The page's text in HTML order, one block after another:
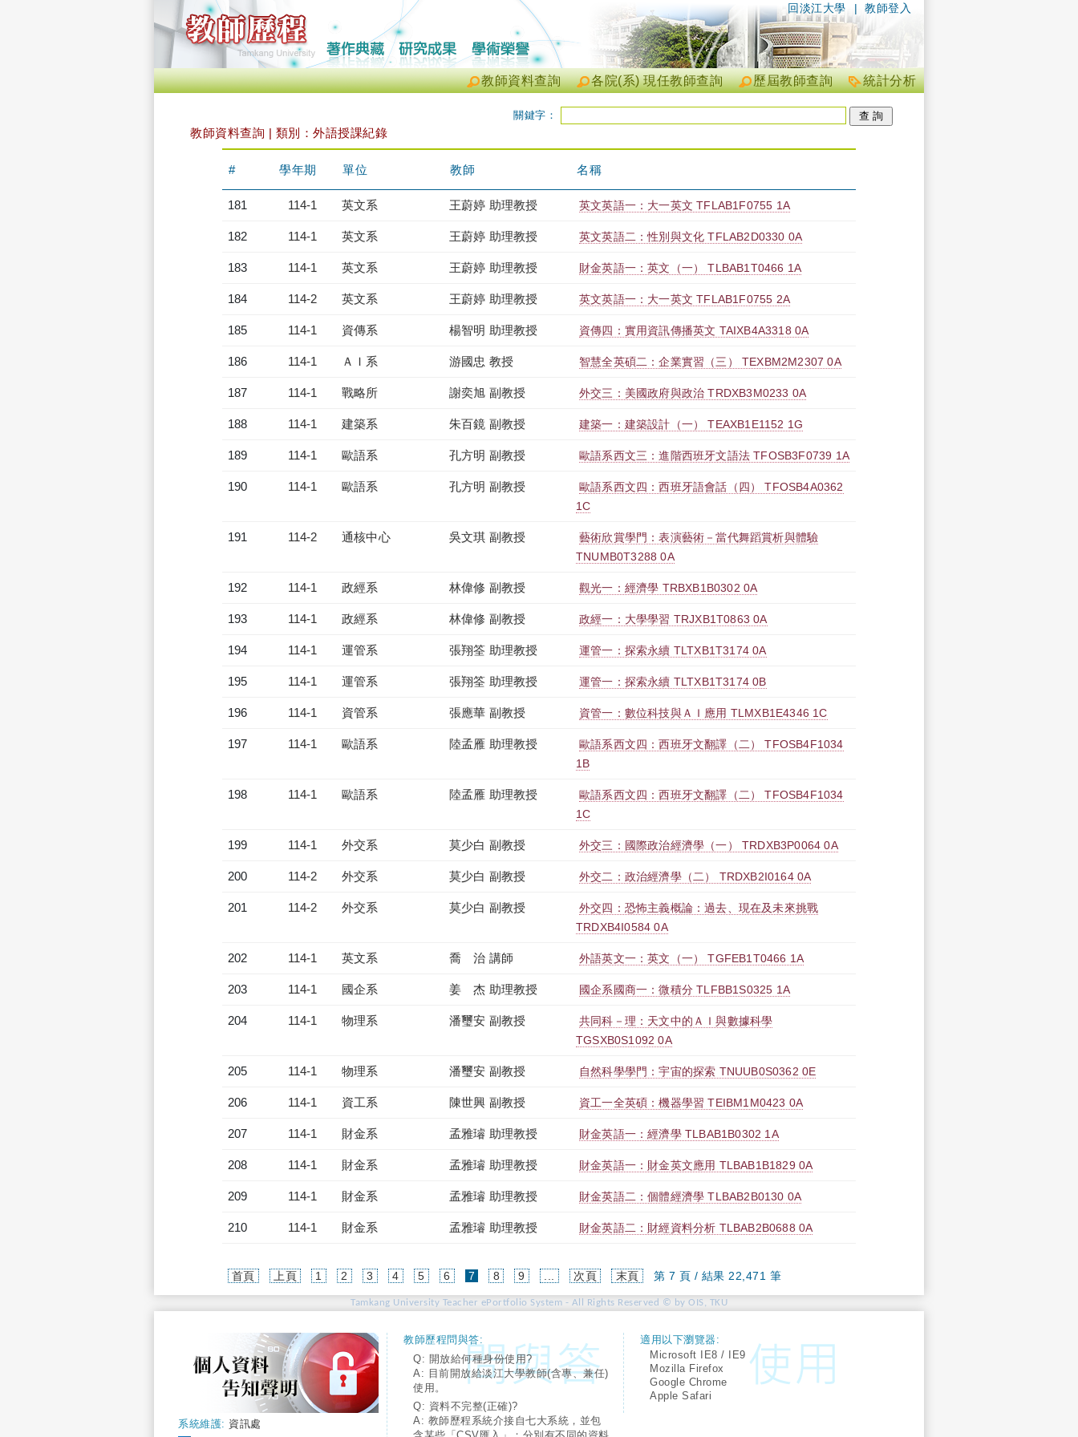
| 教師登入
回淡江大學
統計分析
歷屆教師查詢
各院(系) 現任教師查詢
教師資料查詢
關鍵字：
教師資料查詢 | 類別：外語授課紀錄
# 學年期 單位 教師 名稱
181 114-1 英文系 王蔚婷 助理教授 英文英語一：大一英文 TFLAB1F0755 1A
182 114-1 英文系 王蔚婷 助理教授 英文英語二：性別與文化 TFLAB2D0330 0A
183 114-1 英文系 王蔚婷 助理教授 財金英語一：英文（一） TLBAB1T0466 1A
184 114-2 英文系 王蔚婷 助理教授 英文英語一：大一英文 TFLAB1F0755 2A
185 114-1 資傳系 楊智明 助理教授 資傳四：實用資訊傳播英文 TAIXB4A3318 0A
186 114-1 ＡＩ系 游國忠 教授 智慧全英碩二：企業實習（三） TEXBM2M2307 0A
187 114-1 戰略所 謝奕旭 副教授 外交三：美國政府與政治 TRDXB3M0233 0A
188 114-1 建築系 朱百鏡 副教授 建築一：建築設計（一） TEAXB1E1152 1G
189 114-1 歐語系 孔方明 副教授 歐語系西文三：進階西班牙文語法 TFOSB3F0739 1A
190 114-1 歐語系 孔方明 副教授
歐語系西文四：西班牙語會話（四） TFOSB4A0362
1C
191 114-2 通核中心 吳文琪 副教授
藝術欣賞學門：表演藝術－當代舞蹈賞析與體驗
TNUMB0T3288 0A
192 114-1 政經系 林偉修 副教授 觀光一：經濟學 TRBXB1B0302 0A
193 114-1 政經系 林偉修 副教授 政經一：大學學習 TRJXB1T0863 0A
194 114-1 運管系 張翔筌 助理教授 運管一：探索永續 TLTXB1T3174 0A
195 114-1 運管系 張翔筌 助理教授 運管一：探索永續 TLTXB1T3174 0B
196 114-1 資管系 張應華 副教授 資管一：數位科技與ＡＩ應用 TLMXB1E4346 1C
197 114-1 歐語系 陸孟雁 助理教授
歐語系西文四：西班牙文翻譯（二） TFOSB4F1034
1B
198 114-1 歐語系 陸孟雁 助理教授
歐語系西文四：西班牙文翻譯（二） TFOSB4F1034
1C
199 114-1 外交系 莫少白 副教授 外交三：國際政治經濟學（一） TRDXB3P0064 0A
200 114-2 外交系 莫少白 副教授 外交二：政治經濟學（二） TRDXB2I0164 0A
201 114-2 外交系 莫少白 副教授
外交四：恐怖主義概論：過去、現在及未來挑戰
TRDXB4I0584 0A
202 114-1 英文系 喬 治 講師 外語英文一：英文（一） TGFEB1T0466 1A
203 114-1 國企系 姜 杰 助理教授 國企系國商一：微積分 TLFBB1S0325 1A
204 114-1 物理系 潘璽安 副教授
共同科－理：天文中的ＡＩ與數據科學
TGSXB0S1092 0A
205 114-1 物理系 潘璽安 副教授 自然科學學門：宇宙的探索 TNUUB0S0362 0E
206 114-1 資工系 陳世興 副教授 資工一全英碩：機器學習 TEIBM1M0423 0A
207 114-1 財金系 孟雅璿 助理教授 財金英語一：經濟學 TLBAB1B0302 1A
208 114-1 財金系 孟雅璿 助理教授 財金英語一：財金英文應用 TLBAB1B1829 0A
209 114-1 財金系 孟雅璿 助理教授 財金英語二：個體經濟學 TLBAB2B0130 0A
210 114-1 財金系 孟雅璿 助理教授 財金英語二：財經資料分析 TLBAB2B0688 0A
首頁 上頁 1 2 3 4 5 6 7 (current)
8 9 次頁 末頁 第 7 頁 / 結果 22,471 筆
Tamkang University Teacher ePortfolio System - All Rights Reserved © by OIS, TKU
系統維護: 資訊處
教師歷程問與答:
Q: 開放給何種身份使用?
A: 目前開放給淡江大學教師(含專、兼任)
使用。
Q: 資料不完整(正確)?
A: 教師歷程系統介接自七大系統，並包
適用以下瀏覽器:
Microsoft IE8 / IE9
Mozilla Firefox
Google Chrome
Apple Safari